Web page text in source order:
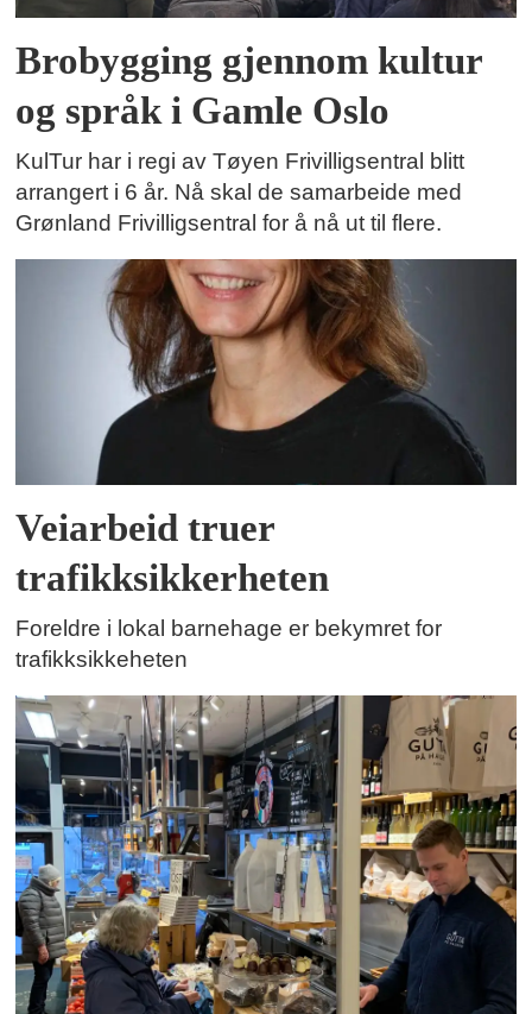
Brobygging gjennom kultur
og språk i Gamle Oslo
KulTur har i regi av Tøyen Frivilligsentral blitt
arrangert i 6 år. Nå skal de samarbeide med
Grønland Frivilligsentral for å nå ut til flere.
Veiarbeid truer
trafikksikkerheten
Foreldre i lokal barnehage er bekymret for
trafikksikkeheten